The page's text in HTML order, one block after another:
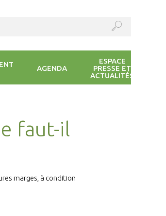
AGENDA
ESPACE
PRESSE ET
ACTUALITÉS
faut-il
marges, à condition